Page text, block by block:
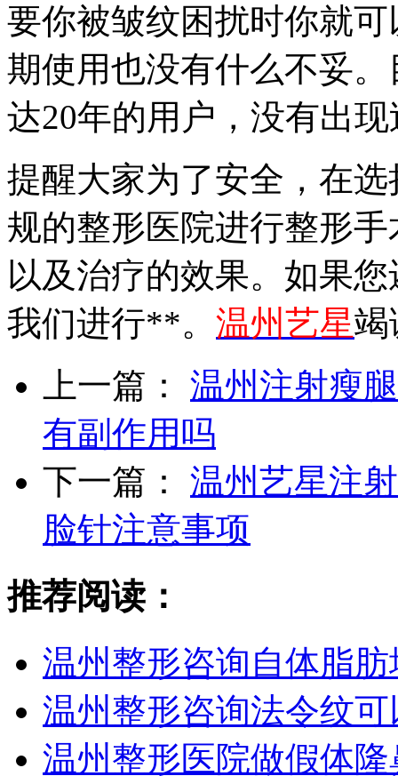
要你被皱纹困扰时你就
期使用也没有什么不妥
达20年的用户，没有出
提醒大家为了安全，在
规的整形医院进行整形
以及治疗的效果。如果
我们进行**。 温州艺星竭
上一篇：
温州注射瘦
有副作用吗
下一篇：
温州艺星注
脸针注意事项
推荐阅读：
温州整形咨询自体脂
温州整形咨询法令纹
温州整形医院做假体